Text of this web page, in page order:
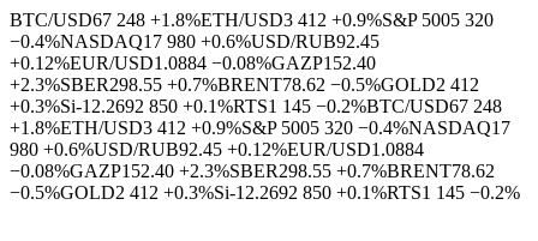
BTC/USD67 248 +1.8%ETH/USD3 412 +0.9%S&P 5005 320
−0.4%NASDAQ17 980 +0.6%USD/RUB92.45
+0.12%EUR/USD1.0884 −0.08%GAZP152.40
+2.3%SBER298.55 +0.7%BRENT78.62 −0.5%GOLD2 412
+0.3%Si-12.2692 850 +0.1%RTS1 145 −0.2%BTC/USD67 248
+1.8%ETH/USD3 412 +0.9%S&P 5005 320 −0.4%NASDAQ17
980 +0.6%USD/RUB92.45 +0.12%EUR/USD1.0884
−0.08%GAZP152.40 +2.3%SBER298.55 +0.7%BRENT78.62
−0.5%GOLD2 412 +0.3%Si-12.2692 850 +0.1%RTS1 145 −0.2%